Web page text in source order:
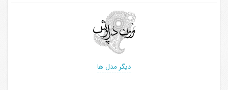
دیگر مدل ها